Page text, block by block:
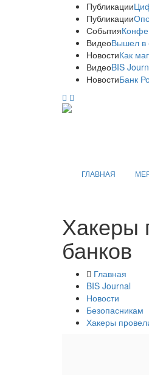
Публикации
Публикации
События
ВидеоВышел в
НовостиКак
ВидеоBIS
НовостиБанк
ГЛАВНАЯ
Хакеры
банков
Главная
BIS Journal
Новости
Безопасникам
Хакеры